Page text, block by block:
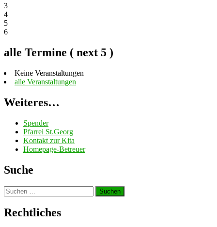
3
4
5
6
alle Termine ( next 5 )
Keine Veranstaltungen
alle Veranstaltungen
Weiteres…
Spender
Pfarrei St.Georg
Kontakt zur Kita
Homepage-Betreuer
Suche
Suchen
nach:
Rechtliches